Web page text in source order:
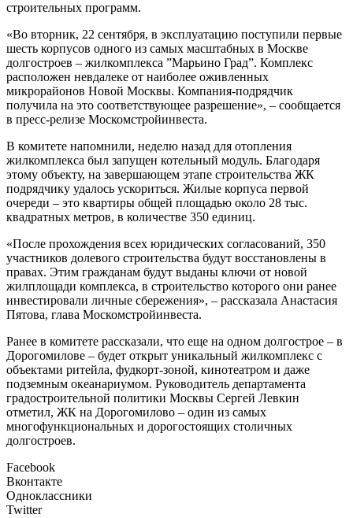
строительных программ.
«Во вторник, 22 сентября, в эксплуатацию поступили первые
шесть корпусов одного из самых масштабных в Москве
долгостроев – жилкомплекса ”Марьино Град”. Комплекс
расположен невдалеке от наиболее оживленных
микрорайонов Новой Москвы. Компания-подрядчик
получила на это соответствующее разрешение», – сообщается
в пресс-релизе Москомстройинвеста.
В комитете напомнили, неделю назад для отопления
жилкомплекса был запущен котельный модуль. Благодаря
этому объекту, на завершающем этапе строительства ЖК
подрядчику удалось ускориться. Жилые корпуса первой
очереди – это квартиры общей площадью около 28 тыс.
квадратных метров, в количестве 350 единиц.
«После прохождения всех юридических согласований, 350
участников долевого строительства будут восстановлены в
правах. Этим гражданам будут выданы ключи от новой
жилплощади комплекса, в строительство которого они ранее
инвестировали личные сбережения», – рассказала Анастасия
Пятова, глава Москомстройинвеста.
Ранее в комитете рассказали, что еще на одном долгострое – в
Дорогомилове – будет открыт уникальный жилкомплекс с
объектами ритейла, фудкорт-зоной, кинотеатром и даже
подземным океанариумом. Руководитель департамента
градостроительной политики Москвы Сергей Левкин
отметил, ЖК на Дорогомилово – один из самых
многофункциональных и дорогостоящих столичных
долгостроев.
Facebook
Вконтакте
Одноклассники
Twitter